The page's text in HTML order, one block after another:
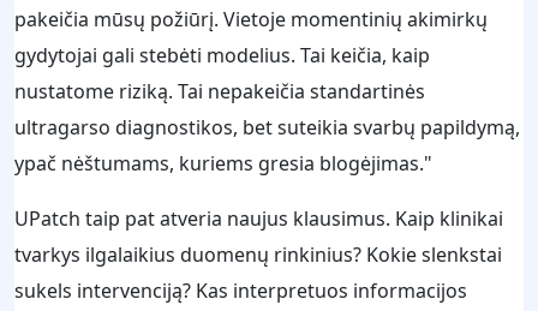
pakeičia mūsų požiūrį. Vietoje momentinių akimirkų
gydytojai gali stebėti modelius. Tai keičia, kaip
nustatome riziką. Tai nepakeičia standartinės
ultragarso diagnostikos, bet suteikia svarbų papildymą,
ypač nėštumams, kuriems gresia blogėjimas."
UPatch taip pat atveria naujus klausimus. Kaip klinikai
tvarkys ilgalaikius duomenų rinkinius? Kokie slenkstai
sukels intervenciją? Kas interpretuos informacijos